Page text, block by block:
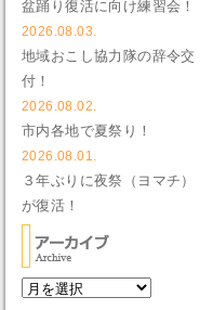
盆踊り復活に向け練習会！
2026.08.03.
地域おこし協力隊の辞令交
付！
2026.08.02.
市内各地で夏祭り！
2026.08.01.
３年ぶりに夜祭（ヨマチ）
が復活！